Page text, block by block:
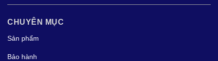
CHUYÊN MỤC
Sản phẩm
Bảo hành